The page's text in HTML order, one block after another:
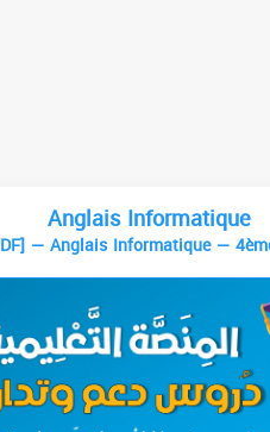
Anglais Informatique